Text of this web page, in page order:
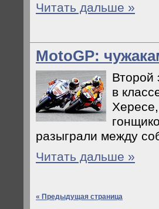
Читать дальше »
MotoGP:
Второй
в
разыграли между
Читать дальше »
« Предыдущая страница